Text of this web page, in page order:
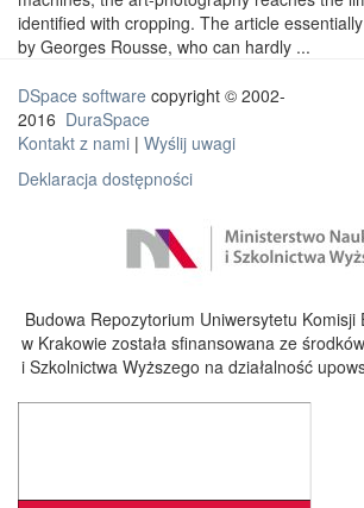
identified with cropping. The article
by Georges Rousse, who can hardly ...
DSpace software copyright © 2002-
2016 DuraSpace
Kontakt z nami | Wyślij uwagi
Deklaracja dostępności
Budowa Repozytorium Uniwersytetu Komisji
w Krakowie została sfinansowana ze
i Szkolnictwa Wyższego na działalność